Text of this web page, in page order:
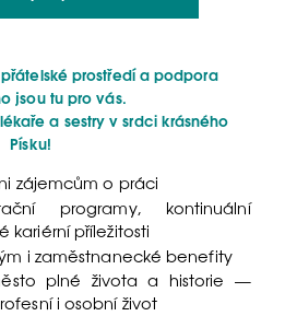
prostředí a podpora
jsou tu pro vás.
a sestry v srdci krásného
Písku!
zájemcům o práci
programy, kontinuální
kariérní příležitosti
i zaměstnanecké benefity
plné života a historie —
i osobní život